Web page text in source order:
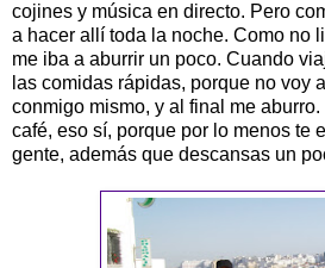
cojines y música en directo. Pero
a hacer allí toda la noche. Como no
me iba a aburrir un poco. Cuando
las comidas rápidas, porque no voy
conmigo mismo, y al final me
café, eso sí, porque por lo menos te
gente, además que descansas un